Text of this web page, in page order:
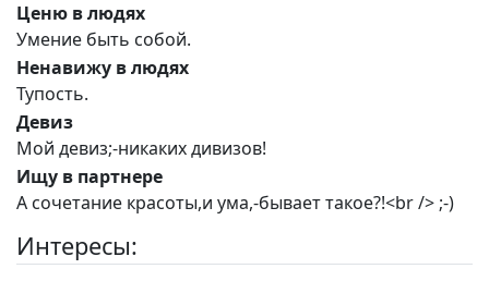
Ценю в людях
Умение быть собой.
Ненавижу в людях
Тупость.
Девиз
Мой девиз;-никаких дивизов!
Ищу в партнере
А сочетание красоты,и ума,-бывает такое?!<br /> ;-)
Интересы: